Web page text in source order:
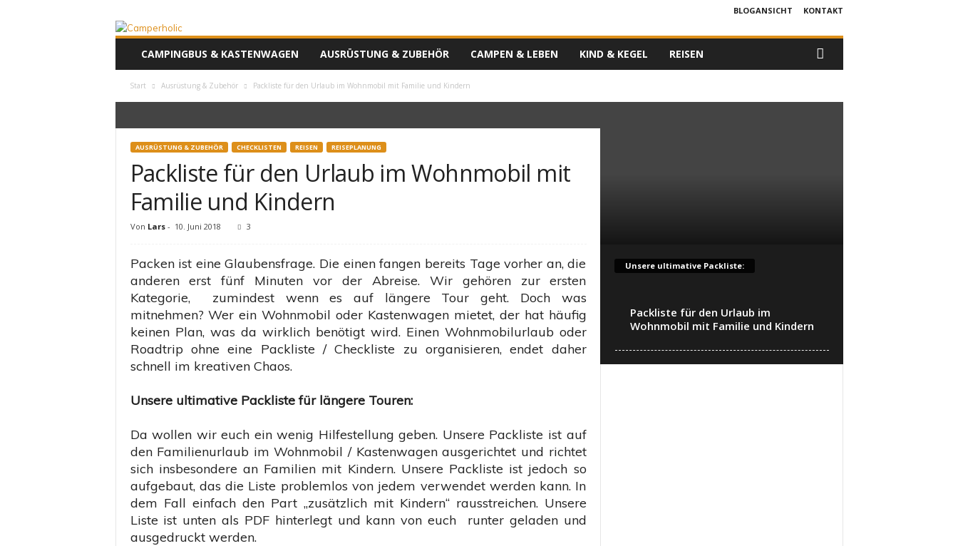
BLOGANSICHT KONTAKT
F
m
l
e
CAMPINGBUS & KASTENWAGEN AUSRÜSTUNG & ZUBEHÖR CAMPEN & LEBEN KIND & KEGEL REISEN
Start Ausrüstung & Zubehör Packliste für den Urlaub im Wohnmobil mit Familie und Kindern
AUSRÜSTUNG & ZUBEHÖR CHECKLISTEN REISEN REISEPLANUNG
Packliste für den Urlaub im Wohnmobil mit
Familie und Kindern
Von Lars- 10. Juni 2018 3
Packen ist eine Glaubensfrage. Die einen fangen bereits Tage vorher an, die
anderen erst fünf Minuten vor der Abreise. Wir gehören zur ersten
Kategorie, zumindest wenn es auf längere Tour geht. Doch was
mitnehmen? Wer ein Wohnmobil oder Kastenwagen mietet, der hat häufig
keinen Plan, was da wirklich benötigt wird. Einen Wohnmobilurlaub oder
Roadtrip ohne eine Packliste / Checkliste zu organisieren, endet daher
schnell im kreativen Chaos.
Unsere ultimative Packliste für längere Touren:
Da wollen wir euch ein wenig Hilfestellung geben. Unsere Packliste ist auf
den Familienurlaub im Wohnmobil / Kastenwagen ausgerichtet und richtet
sich insbesondere an Familien mit Kindern. Unsere Packliste ist jedoch so
aufgebaut, das die Liste problemlos von jedem verwendet werden kann. In
dem Fall einfach den Part „zusätzlich mit Kindern“ rausstreichen. Unsere
Liste ist unten als PDF hinterlegt und kann von euch runter geladen und
ausgedruckt werden.
Unsere ultimative Packliste:
Packliste für den Urlaub im
Wohnmobil mit Familie und Kindern